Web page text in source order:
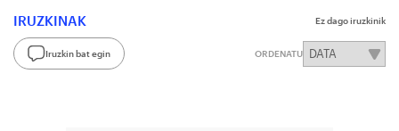
IRUZKINAK Ez dago iruzkinik
Iruzkin bat egin ORDENATU